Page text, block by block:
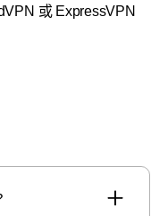
或 ExpressVPN